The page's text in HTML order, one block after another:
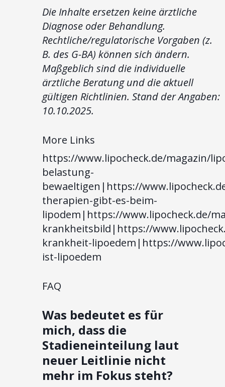
Die Inhalte ersetzen keine ärztliche
Diagnose oder Behandlung.
Rechtliche/regulatorische Vorgaben (z.
B. des G-BA) können sich ändern.
Maßgeblich sind die individuelle
ärztliche Beratung und die aktuell
gültigen Richtlinien. Stand der Angaben:
10.10.2025.
More Links
https://www.lipocheck.de/magazin/
belastung-
bewaeltigen|https://
therapien-gibt-es-beim-
lipodem|https://www.lipocheck.de/
krankheitsbild|https://
krankheit-lipoedem|https://
ist-lipoedem
FAQ
Was bedeutet es für
mich, dass die
Stadieneinteilung laut
neuer Leitlinie nicht
mehr im Fokus steht?